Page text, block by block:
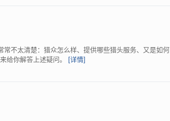
不太清楚：猎众怎么样、提供哪些猎头服务、又是如何
给你解答上述疑问。 [详情]